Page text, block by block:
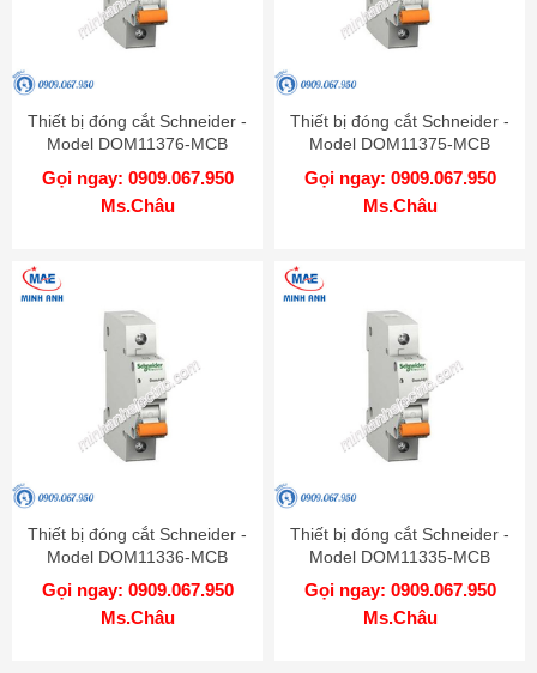
Thiết bị đóng cắt Schneider -
Model DOM11376-MCB
Gọi ngay: 0909.067.950
Ms.Châu
Thiết bị đóng cắt Schneider -
Model DOM11375-MCB
Gọi ngay: 0909.067.950
Ms.Châu
Thiết bị đóng cắt Schneider -
Model DOM11336-MCB
Gọi ngay: 0909.067.950
Ms.Châu
Thiết bị đóng cắt Schneider -
Model DOM11335-MCB
Gọi ngay: 0909.067.950
Ms.Châu